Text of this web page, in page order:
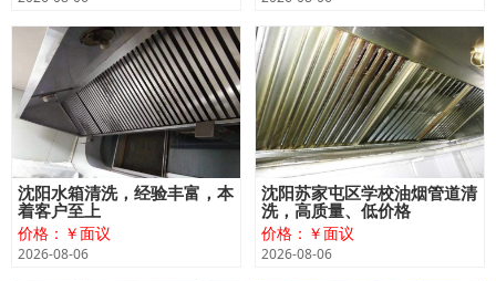
沈阳水箱清洗，经验丰富，本
着客户至上
价格：￥面议
2026-08-06
沈阳苏家屯区学校油烟管道清
洗，高质量、低价格
价格：￥面议
2026-08-06